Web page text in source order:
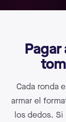
Cada ronda
armar el
los dedos.